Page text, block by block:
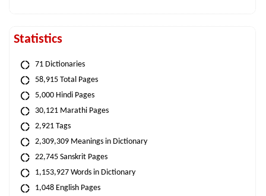
Statistics
71 Dictionaries
58,915 Total Pages
5,000 Hindi Pages
30,121 Marathi Pages
2,921 Tags
2,309,309 Meanings in Dictionary
22,745 Sanskrit Pages
1,153,927 Words in Dictionary
1,048 English Pages